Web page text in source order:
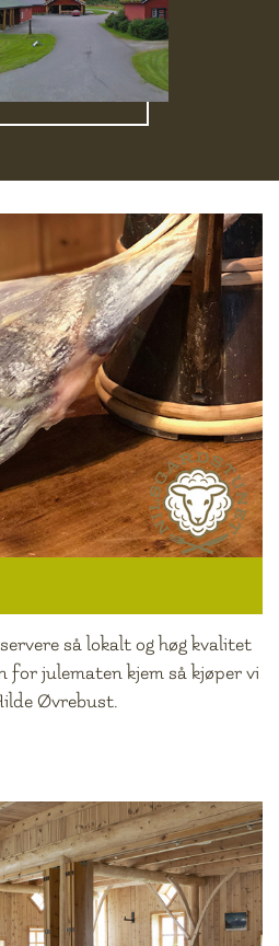
så lokalt og høg kvalitet
for julematen kjem så kjøper vi
Øvrebust.